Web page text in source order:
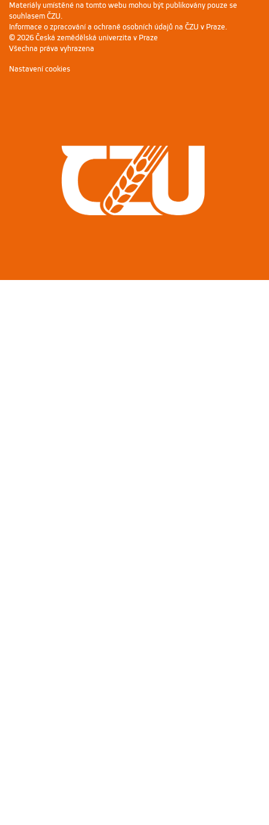
Materiály umístěné na tomto webu mohou být publikovány pouze se
souhlasem ČZU.
Informace o zpracování a ochraně osobních údajů na ČZU v Praze.
© 2026 Česká zemědělská univerzita v Praze
Všechna práva vyhrazena
Nastavení cookies